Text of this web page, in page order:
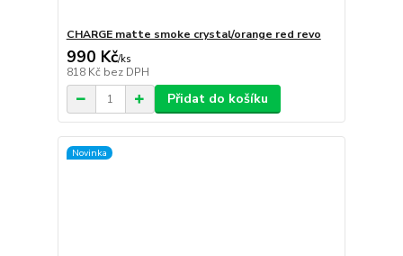
CHARGE matte smoke crystal/orange red revo
990 Kč/ks
818 Kč bez DPH
Přidat do košíku
Novinka